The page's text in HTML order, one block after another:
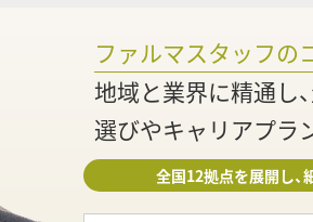
ファルマスタッフの
地域と業界に精通し
選びやキャリアプラ
全国12拠点を展開し、